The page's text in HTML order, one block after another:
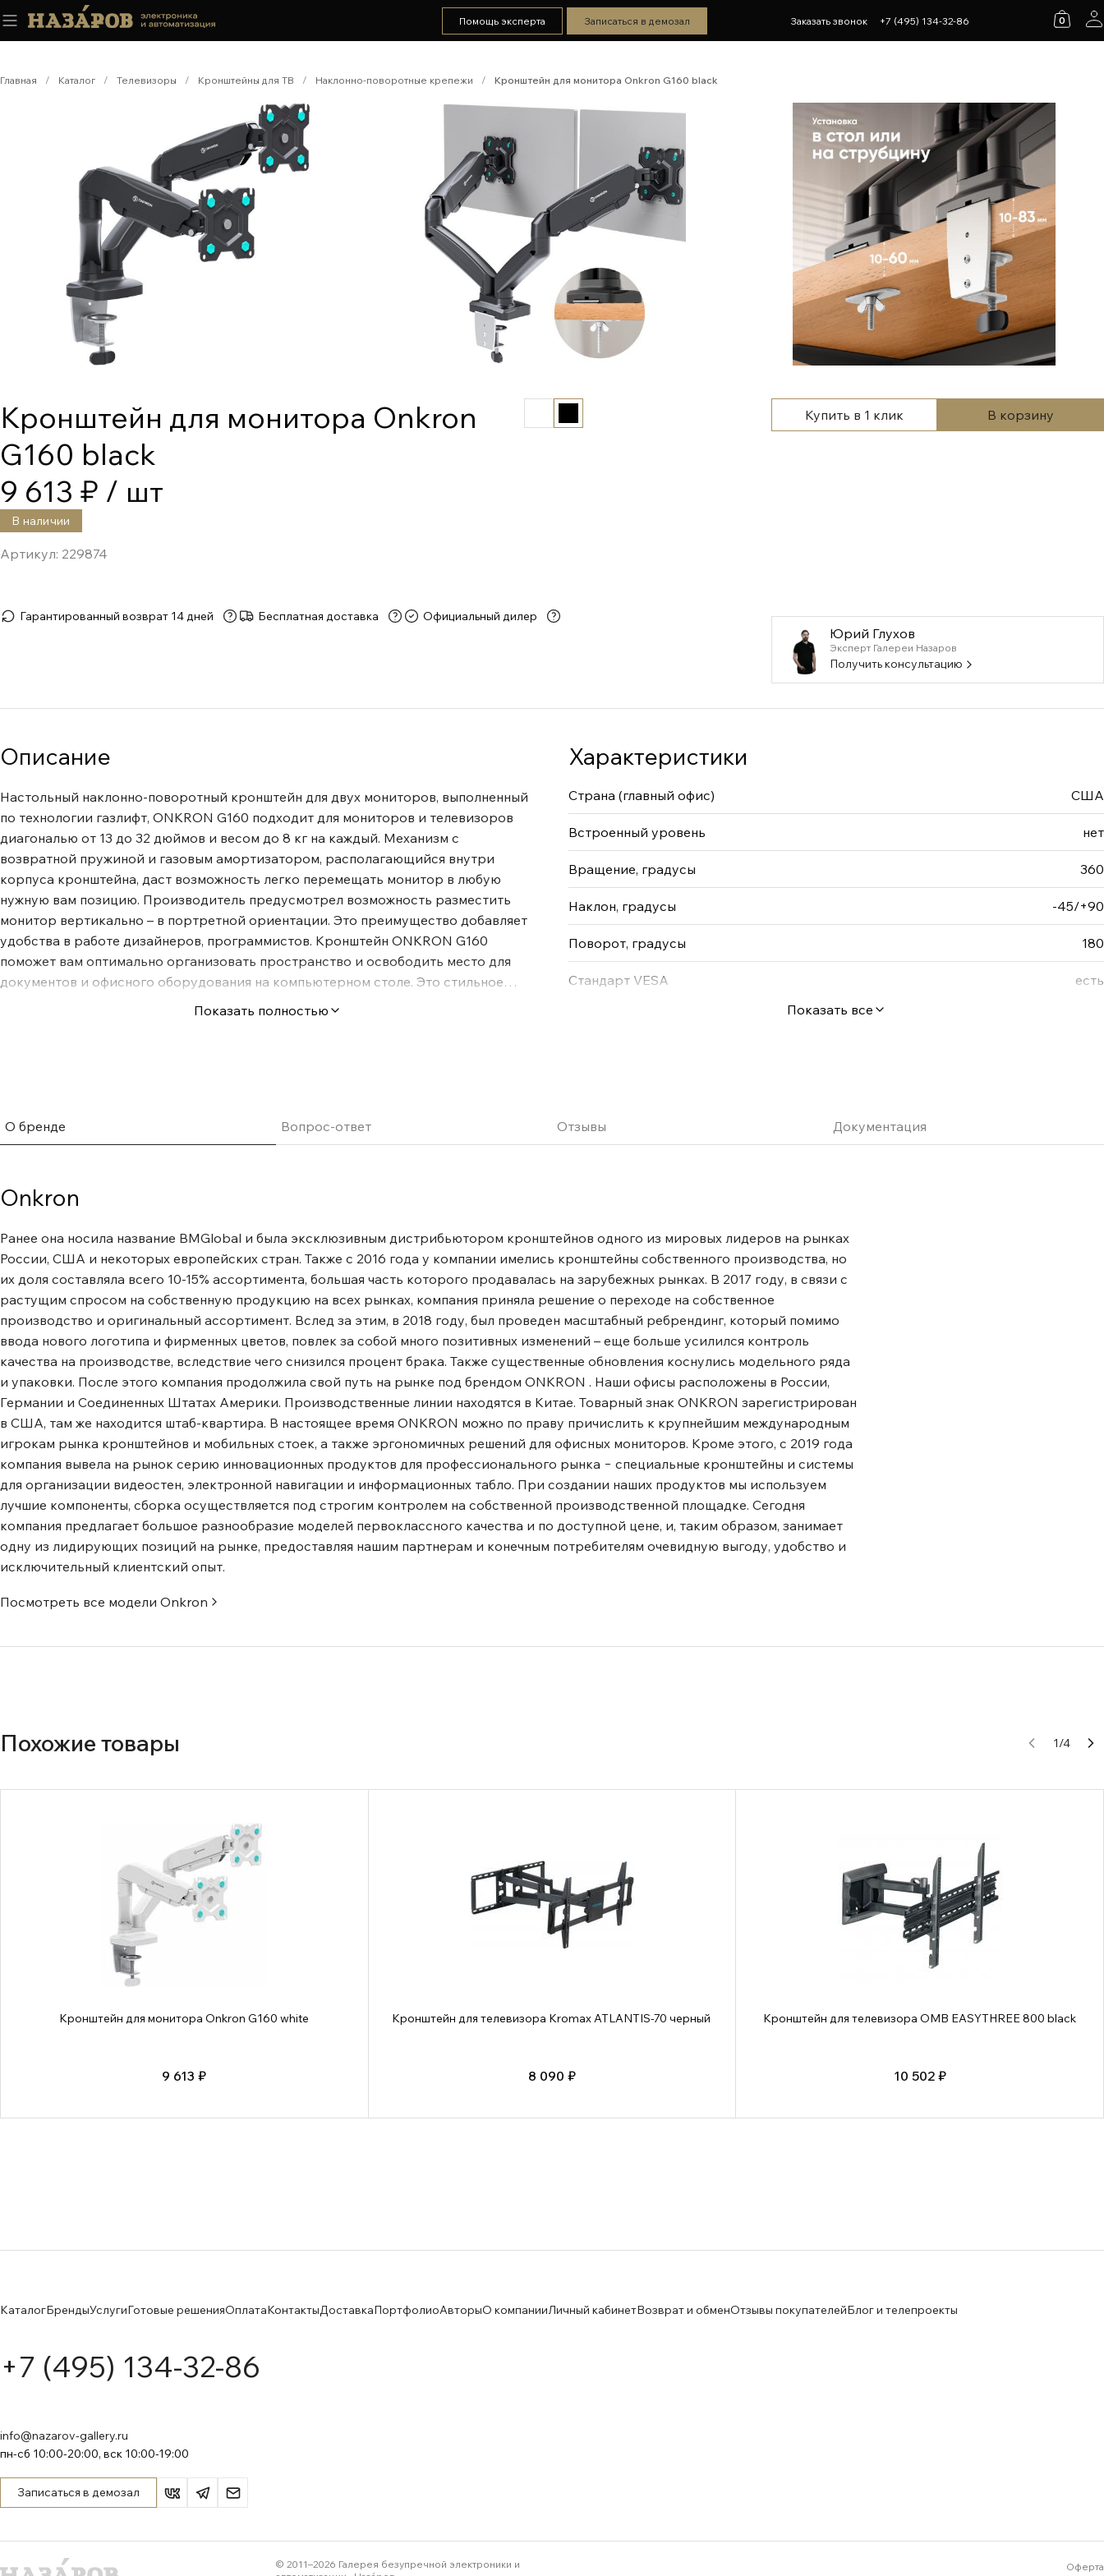
Помощь эксперта Записаться в демозал Заказать звонок +7 (495) 134-32-86 0
Главная / Каталог / Телевизоры / Кронштейны для ТВ / Наклонно-поворотные крепежи / Кронштейн для монитора Onkron G160 black
Кронштейн для монитора Onkron
G160 black
9 613 ₽ / шт
В наличии
Артикул: 229874
Юрий Глухов
Эксперт Галереи Назаров
Получить консультацию
Гарантированный возврат 14 дней Бесплатная доставка Официальный дилер
Купить в 1 клик В корзину
Описание
Настольный наклонно-поворотный кронштейн для двух мониторов, выполненный
по технологии газлифт, ONKRON G160 подходит для мониторов и телевизоров
диагональю от 13 до 32 дюймов и весом до 8 кг на каждый. Механизм с
возвратной пружиной и газовым амортизатором, располагающийся внутри
корпуса кронштейна, даст возможность легко перемещать монитор в любую
нужную вам позицию. Производитель предусмотрел возможность разместить
монитор вертикально – в портретной ориентации. Это преимущество добавляет
удобства в работе дизайнеров, программистов. Кронштейн ONKRON G160
поможет вам оптимально организовать пространство и освободить место для
документов и офисного оборудования на компьютерном столе. Это стильное
настольное крепление станет хорошим решением для вашего дома или офиса.
газовой пружины, рассчитанный минимум на 50.000 нагрузочных циклов.
Особенности: Система организации проводов Встроенный в корпус кабель-канал
внешнего вида. Различные варианты крепления VESA Кронштейн универсален за
счет нескольких предусмотренных производителем размеров VESA – 75x75 мм и
крепить кронштейн на край стола. Вы будете избавлены от необходимости делать
дополнительные отверстия. Установка через отверстие в столе Это второй
возможный способ крепления кронштейна. В комплекте также поставляется
механизм, позволяющий крепить кронштейн через отверстие в столешнице.
Широкие возможности наклона С углом наклона от -45 до +90 градусов можно
максимально комфортным образом настроить монитор под индивидуальные
параметры. Разместив его в нужном положении относительно положения за
столом, Вы сохраните правильную осанку и хорошее зрение. Большой угол
поворота Вы можете повернуть монитор вокруг своей оси на 360°. Это
преимущество позволяет с легкостью регулировать углы обзора и делать
просмотр доступным из любой точки помещения.
Показать полностью
Характеристики
Страна (главный офис) США
Встроенный уровень нет
Вращение, градусы 360
Наклон, градусы -45/+90
Поворот, градусы 180
Стандарт VESA
есть
Показать все
О бренде Вопрос-ответ Отзывы Документация
Onkron
Ранее она носила название BMGlobal и была эксклюзивным дистрибьютором кронштейнов одного из мировых лидеров на рынках
России, США и некоторых европейских стран. Также с 2016 года у компании имелись кронштейны собственного производства, но
их доля составляла всего 10-15% ассортимента, большая часть которого продавалась на зарубежных рынках. В 2017 году, в связи с
растущим спросом на собственную продукцию на всех рынках, компания приняла решение о переходе на собственное
производство и оригинальный ассортимент. Вслед за этим, в 2018 году, был проведен масштабный ребрендинг, который помимо
ввода нового логотипа и фирменных цветов, повлек за собой много позитивных изменений – еще больше усилился контроль
качества на производстве, вследствие чего снизился процент брака. Также существенные обновления коснулись модельного ряда
и упаковки. После этого компания продолжила свой путь на рынке под брендом ONKRON . Наши офисы расположены в России,
Германии и Соединенных Штатах Америки. Производственные линии находятся в Китае. Товарный знак ONKRON зарегистрирован
в США, там же находится штаб-квартира. В настоящее время ONKRON можно по праву причислить к крупнейшим международным
игрокам рынка кронштейнов и мобильных стоек, а также эргономичных решений для офисных мониторов. Кроме этого, с 2019 года
компания вывела на рынок серию инновационных продуктов для профессионального рынка − специальные кронштейны и системы
для организации видеостен, электронной навигации и информационных табло. При создании наших продуктов мы используем
лучшие компоненты, сборка осуществляется под строгим контролем на собственной производственной площадке. Сегодня
компания предлагает большое разнообразие моделей первоклассного качества и по доступной цене, и, таким образом, занимает
одну из лидирующих позиций на рынке, предоставляя нашим партнерам и конечным потребителям очевидную выгоду, удобство и
исключительный клиентский опыт.
Посмотреть все модели Onkron
Похожие товары 1/4
Кронштейн для монитора Onkron G160 white
9 613 ₽
Кронштейн для телевизора Kromax ATLANTIS-70 черный
8 090 ₽
Кронштейн для телевизора OMB EASYTHREE 800 black
10 502 ₽
КаталогБрендыУслугиГотовые решенияОплатаКонтактыДоставкаПортфолиоАвторыО компанииЛичный кабинетВозврат и обменОтзывы покупателейБлог и телепроекты
+7 (495) 134-32-86
info@nazarov-gallery.ru
пн-сб 10:00-20:00, вск 10:00-19:00
Записаться в демозал
© 2011–2026 Галерея безупречной электроники и
Оферта